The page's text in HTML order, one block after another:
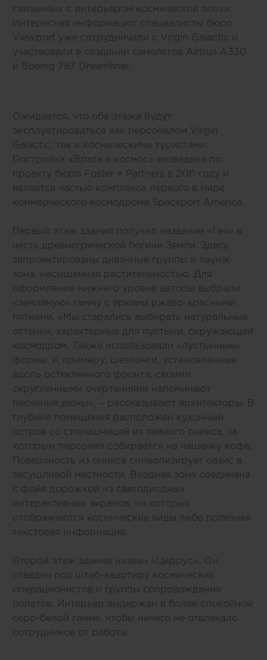
связанных с интерьером космической эпохи.
Интересная информация: специалисты бюро
Viewport уже сотрудничали с Virgin Galactic и
участвовали в создании самолетов Airbus A330
и Boeing 787 Dreamliner.
Ожидается, что оба этажа будут
эксплуатироваться как персоналом Virgin
Galactic, так и космическими туристами.
Постройка «Врата в космос» возведена по
проекту бюро Foster + Partners в 2011 году и
является частью комплекса первого в мире
коммерческого космодрома Spaceport America.
Первый этаж здания получил название «Гея» в
честь древнегреческой богини Земли. Здесь
запроектированы диванные группы и лаунж-
зона, насыщенная растительностью. Для
оформления нижнего уровня авторы выбрали
«земляную» гамму с яркими ржаво-красными
пятнами. «Мы старались выбирать натуральные
оттенки, характерные для пустыни, окружающей
космодром. Также использовали «пустынные»
формы. К примеру, шезлонги, установленные
вдоль остекленного фронта, своими
скругленными очертаниями напоминают
песчаные дюны», – рассказывают архитекторы. В
глубине помещения расположен кухонный
остров со столешницей из темного оникса, за
которым персонал собирается на чашечку кофе.
Поверхность из оникса символизирует оазис в
засушливой местности. Входная зона соединена
с фойе дорожкой из светодиодных
интерактивных экранов, на которых
отображаются космические виды либо полезная
текстовая информация.
Второй этаж здания назван «Циррус». Он
отведен под штаб-квартиру космических
операционистов и группы сопровождения
полетов. Интерьер выдержан в более спокойной
серо-белой гамме, чтобы ничего не отвлекало
сотрудников от работы.